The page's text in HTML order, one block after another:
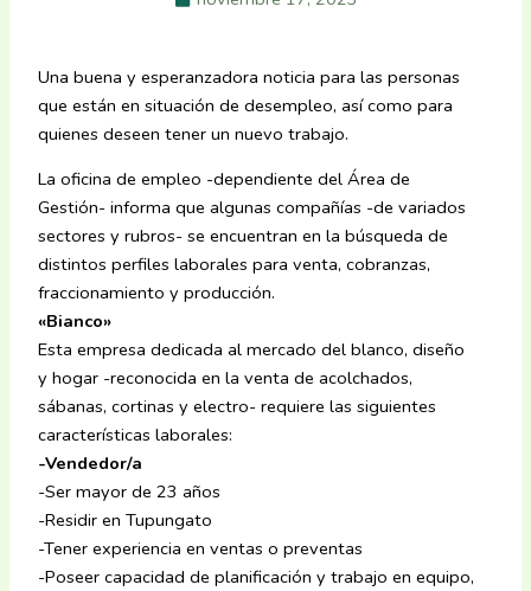
Una buena y esperanzadora noticia para las personas
que están en situación de desempleo, así como para
quienes deseen tener un nuevo trabajo.
La oficina de empleo -dependiente del Área de
Gestión- informa que algunas compañías -de variados
sectores y rubros- se encuentran en la búsqueda de
distintos perfiles laborales para venta, cobranzas,
fraccionamiento y producción.
«Bianco»
Esta empresa dedicada al mercado del blanco, diseño
y hogar -reconocida en la venta de acolchados,
sábanas, cortinas y electro- requiere las siguientes
características laborales:
-Vendedor/a
-Ser mayor de 23 años
-Residir en Tupungato
-Tener experiencia en ventas o preventas
-Poseer capacidad de planificación y trabajo en equipo,